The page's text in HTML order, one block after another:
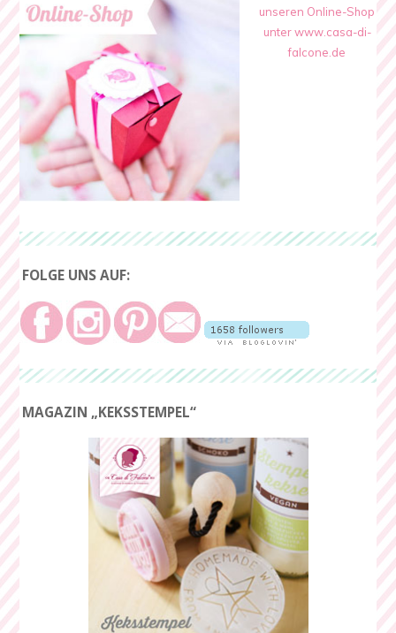
unseren Online-Shop
unter www.casa-di-
falcone.de
FOLGE UNS AUF:
MAGAZIN „KEKSSTEMPEL“